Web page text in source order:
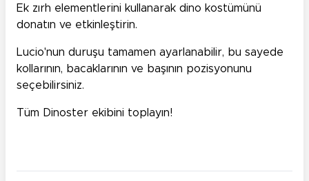
Ek zırh elementlerini kullanarak dino kostümünü
donatın ve etkinleştirin.
Lucio'nun duruşu tamamen ayarlanabilir, bu sayede
kollarının, bacaklarının ve başının pozisyonunu
seçebilirsiniz.
Tüm Dinoster ekibini toplayın!